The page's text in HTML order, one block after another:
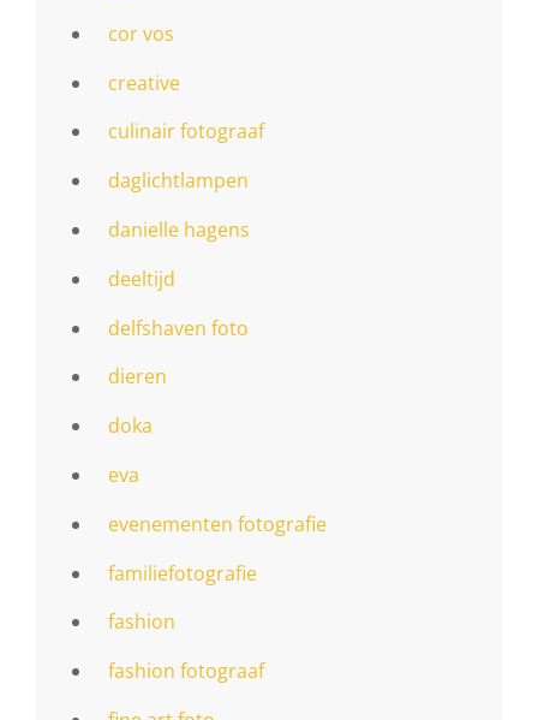
cor vos
creative
culinair fotograaf
daglichtlampen
danielle hagens
deeltijd
delfshaven foto
dieren
doka
eva
evenementen fotografie
familiefotografie
fashion
fashion fotograaf